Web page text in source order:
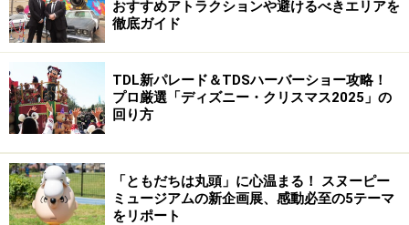
多摩テック ロックガーデンプール
東京サマーランド
よみうりランド プールWAI
ラグナシア
おすすめアトラクションや避けるべきエリアを
徹底ガイド
TDL新パレード＆TDSハーバーショー攻略！
プロ厳選「ディズニー・クリスマス2025」の
回り方
「ともだちは丸頭」に心温まる！ スヌーピー
ミュージアムの新企画展、感動必至の5テーマ
をリポート